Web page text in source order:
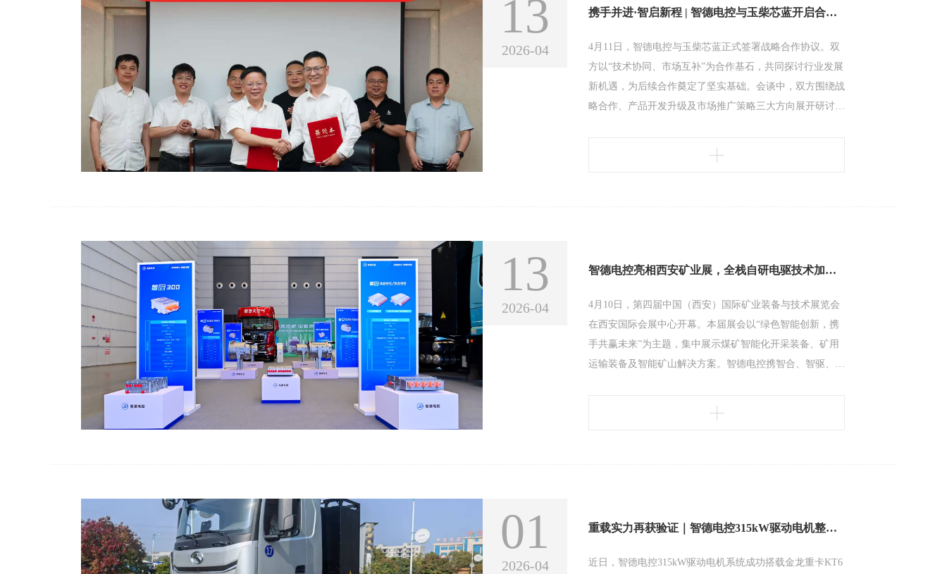
13
2026-04
携手并进·智启新程 | 智德电控与玉柴芯蓝开启合作新篇章
4月11日，智德电控与玉柴芯蓝正式签署战略合作协议。双
方以“技术协同、市场互补”为合作基石，共同探讨行业发展
新机遇，为后续合作奠定了坚实基础。会谈中，双方围绕战
略合作、产品开发升级及市场推广策略三大方向展开研讨，
点产品进行技术适配性分析，并就后续优化方向提出专业意
13
2026-04
智德电控亮相西安矿业展，全栈自研电驱技术加速拓展应用新蓝海
4月10日，第四届中国（西安）国际矿业装备与技术展览会
在西安国际会展中心开幕。本届展会以“绿色智能创新，携
手共赢未来”为主题，集中展示煤矿智能化开采装备、矿用
运输装备及智能矿山解决方案。智德电控携智合、智驱、智
率电机，以及智控300、智控A695/B695控制器。产品覆盖
01
2026-04
重载实力再获验证｜智德电控315kW驱动电机整车应用再突破
近日，智德电控315kW驱动电机系统成功搭载金龙重卡KT6